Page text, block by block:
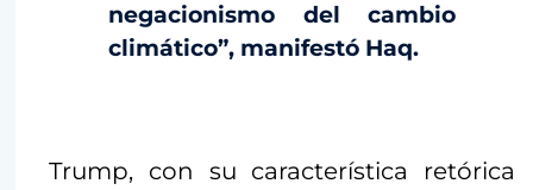
negacionismo del cambio
climático”, manifestó Haq.
Trump, con su característica retórica